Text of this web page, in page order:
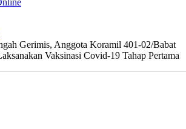
Gerimis, Anggota Koramil 401-02/Babat
Vaksinasi Covid-19 Tahap Pertama